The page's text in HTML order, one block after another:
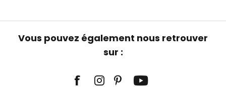
Vous pouvez également nous retrouver
sur :